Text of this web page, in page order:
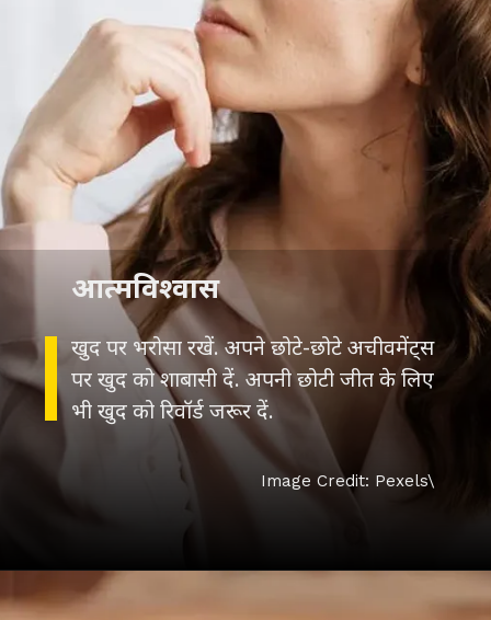
खुद पर भरोसा रखें. अपने छोटे-छोटे अचीवमेंट्स
पर खुद को शाबासी दें. अपनी छोटी जीत के लिए
भी खुद को रिवॉर्ड जरूर दें.
आत्मविश्वास
Image Credit: Pexels\